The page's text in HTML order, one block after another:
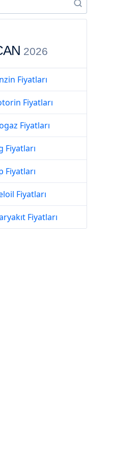
2026
Fiyatları
Fiyatları
Fiyatları
Fiyatları
Fiyatları
Fiyatları
Fiyatları